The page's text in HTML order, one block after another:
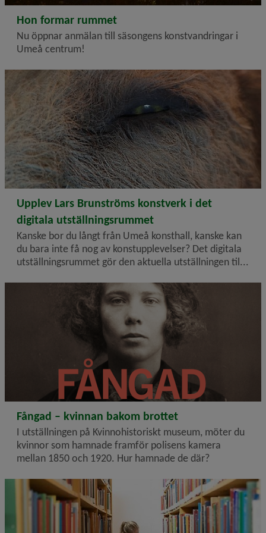
2026-04-27
Hon formar rummet
Nu öppnar anmälan till säsongens konstvandringar i
Umeå centrum!
2026-03-16
Upplev Lars Brunströms konstverk i det
digitala utställningsrummet
Kanske bor du långt från Umeå konsthall, kanske kan
du bara inte få nog av konstupplevelser? Det digitala
utställnings­rummet gör den aktuella utställningen til...
En närbild på ett lejons öga.
2026-02-25
Fångad – kvinnan bakom brottet
I utställningen på Kvinnohistoriskt museum, möter du
kvinnor som hamnade framför polisens kamera
mellan 1850 och 1920. Hur hamnade de där?